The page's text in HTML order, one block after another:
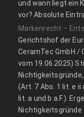
und wann liegt ein
vor? Absolute
Markenrecht –
Gerichtshof der
CeramTec GmbH /
vom 19.06.2025)
(Art. 7 Abs. 1 lit. e ii
lit. a und b a.F.).
Nichtigkeitsgründe